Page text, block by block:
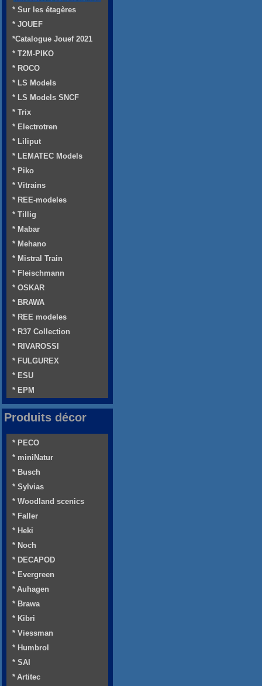
* Sur les étagères
* JOUEF
*Catalogue Jouef 2021
* T2M-PIKO
* ROCO
* LS Models
* LS Models SNCF
* Trix
* Electrotren
* Liliput
* LEMATEC Models
* Piko
* Vitrains
* REE-modeles
* Tillig
* Mabar
* Mehano
* Mistral Train
* Fleischmann
* OSKAR
* BRAWA
* REE modeles
* R37 Collection
* RIVAROSSI
* FULGUREX
* ESU
* EPM
Produits décor
* PECO
* miniNatur
* Busch
* Sylvias
* Woodland scenics
* Faller
* Heki
* Noch
* DECAPOD
* Evergreen
* Auhagen
* Brawa
* Kibri
* Viessman
* Humbrol
* SAI
* Artitec